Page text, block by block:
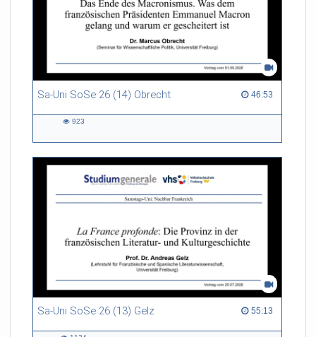
Sa-Uni SoSe 26 (14) Obrecht 46:53
46:53 duration
923
Sa-Uni SoSe 26 (13) Gelz 55:13
55:13 duration